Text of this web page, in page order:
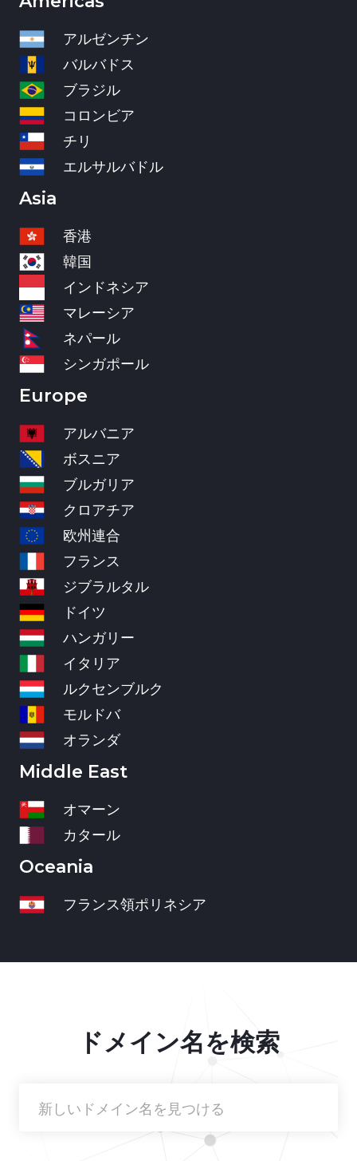
アルゼンチン
バルバドス
ブラジル
コロンビア
チリ
エルサルバドル
Asia
香港
韓国
インドネシア
マレーシア
ネパール
シンガポール
Europe
アルバニア
ボスニア
ブルガリア
クロアチア
欧州連合
フランス
ジブラルタル
ドイツ
ハンガリー
イタリア
ルクセンブルク
モルドバ
オランダ
Middle East
オマーン
カタール
Oceania
フランス領ポリネシア
ドメイン名を検索